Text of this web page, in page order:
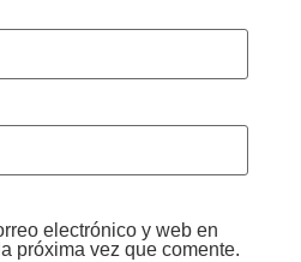
electrónico y web en
próxima vez que comente.